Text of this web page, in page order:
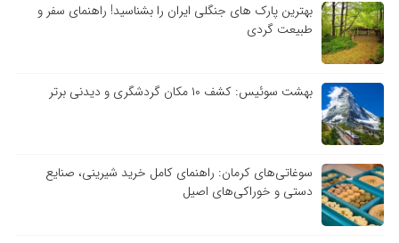
بهترین پارک های جنگلی ایران را بشناسید! راهنمای سفر و
طبیعت گردی
بهشت سوئیس: کشف ۱۰ مکان گردشگری و دیدنی برتر
سوغاتی‌های کرمان: راهنمای کامل خرید شیرینی، صنایع
دستی و خوراکی‌های اصیل